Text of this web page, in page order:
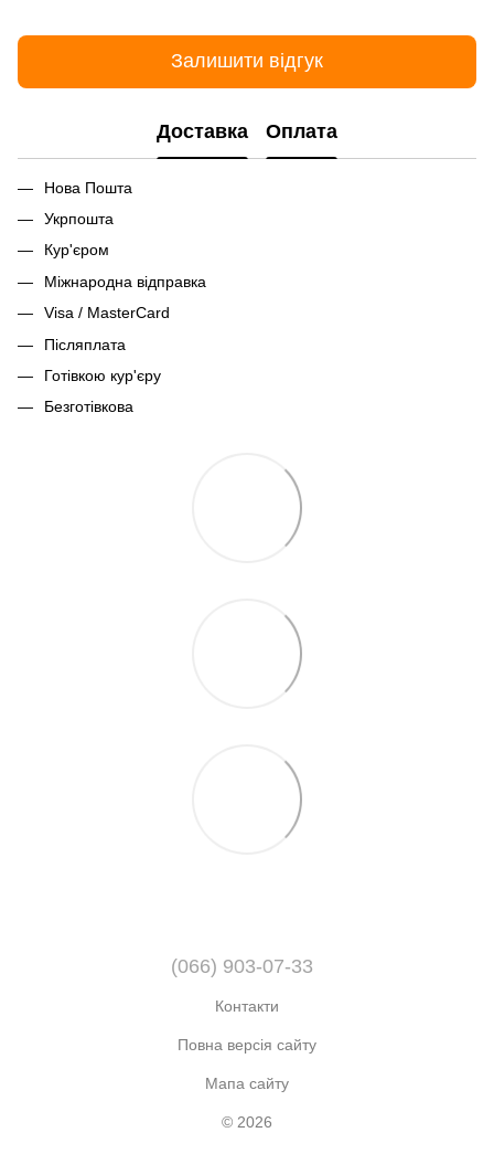
Залишити відгук
Доставка Оплата
Нова Пошта
Укрпошта
Кур'єром
Міжнародна відправка
Visa / MasterCard
Післяплата
Готівкою кур'єру
Безготівкова
(066) 903-07-33
Контакти
Повна версія сайту
Мапа сайту
© 2026